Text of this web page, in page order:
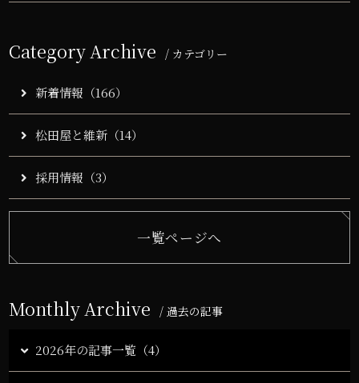
す！！※県外販売は9...
Category Archive / カテゴリー
新着情報（166）
松田屋と維新（14）
採用情報（3）
一覧ページへ
Monthly Archive / 過去の記事
2026年の記事一覧（4）